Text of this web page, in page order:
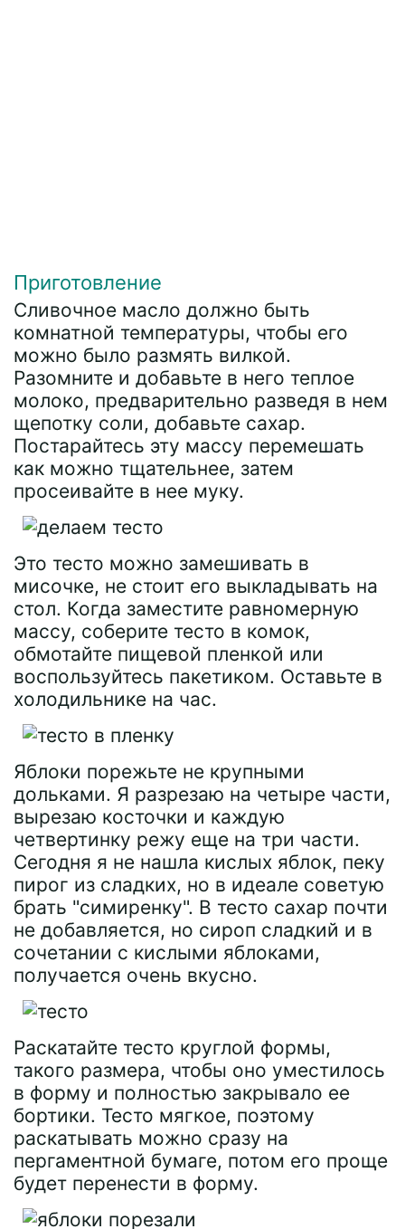
Приготовление
Сливочное масло должно быть
комнатной температуры, чтобы его
можно было размять вилкой.
Разомните и добавьте в него теплое
молоко, предварительно разведя в нем
щепотку соли, добавьте сахар.
Постарайтесь эту массу перемешать
как можно тщательнее, затем
просеивайте в нее муку.
Это тесто можно замешивать в
мисочке, не стоит его выкладывать на
стол. Когда заместите равномерную
массу, соберите тесто в комок,
обмотайте пищевой пленкой или
воспользуйтесь пакетиком. Оставьте в
холодильнике на час.
Яблоки порежьте не крупными
дольками. Я разрезаю на четыре части,
вырезаю косточки и каждую
четвертинку режу еще на три части.
Сегодня я не нашла кислых яблок, пеку
пирог из сладких, но в идеале советую
брать "симиренку". В тесто сахар почти
не добавляется, но сироп сладкий и в
сочетании с кислыми яблоками,
получается очень вкусно.
Раскатайте тесто круглой формы,
такого размера, чтобы оно уместилось
в форму и полностью закрывало ее
бортики. Тесто мягкое, поэтому
раскатывать можно сразу на
пергаментной бумаге, потом его проще
будет перенести в форму.